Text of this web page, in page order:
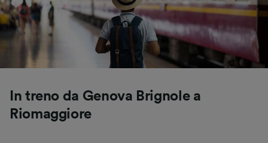
In treno da Genova Brignole a
Riomaggiore